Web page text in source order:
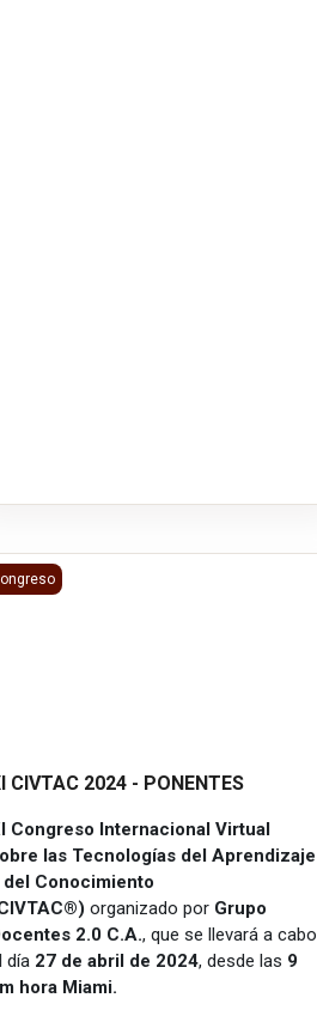
2024 - PONENTES
CIVTAC 2024 - PONENTES
Congreso Internacional Virtual
las Tecnologías del Aprendizaje
del Conocimiento
organizado por Grupo
2.0 C.A., que se llevará a cabo
día 27 de abril de 2024, desde las 9
hora Miami.